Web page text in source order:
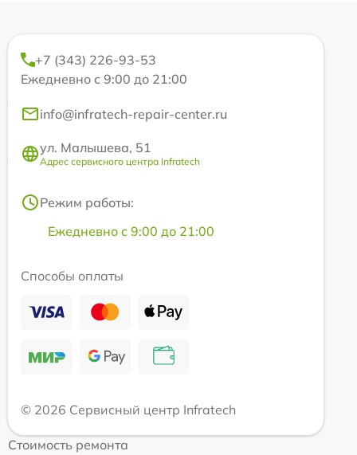
+7 (343) 226-93-53
Ежедневно с 9:00 до 21:00
info@infratech-repair-center.ru
ул. Малышева, 51
Адрес сервисного центра Infratech
Режим работы:
Ежедневно с 9:00 до 21:00
Способы оплаты
© 2026 Сервисный центр Infratech
Стоимость ремонта